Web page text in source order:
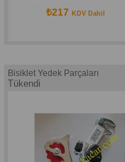
₺217 KDV Dahil
Bisiklet Yedek Parçaları
Tükendi